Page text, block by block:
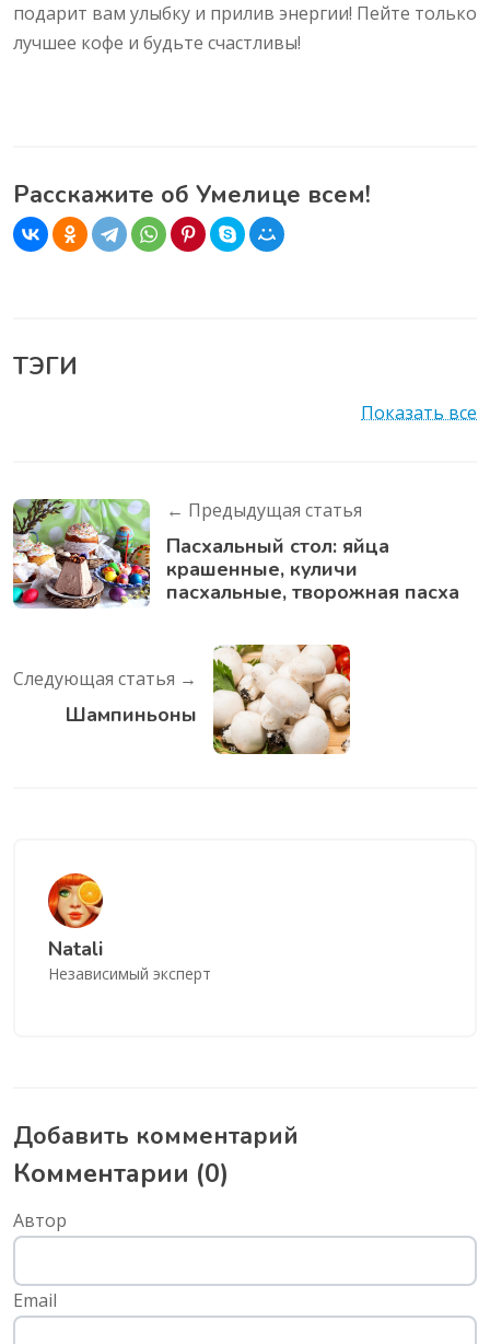
подарит вам улыбку и прилив энергии! Пейте только
лучшее кофе и будьте счастливы!
Расскажите об Умелице всем!
ТЭГИ
Показать все
← Предыдущая статья
Пасхальный стол: яйца
крашенные, куличи
пасхальные, творожная пасха
Следующая статья →
Шампиньоны
Natali
Независимый эксперт
Добавить комментарий
Комментарии (0)
Автор
Email